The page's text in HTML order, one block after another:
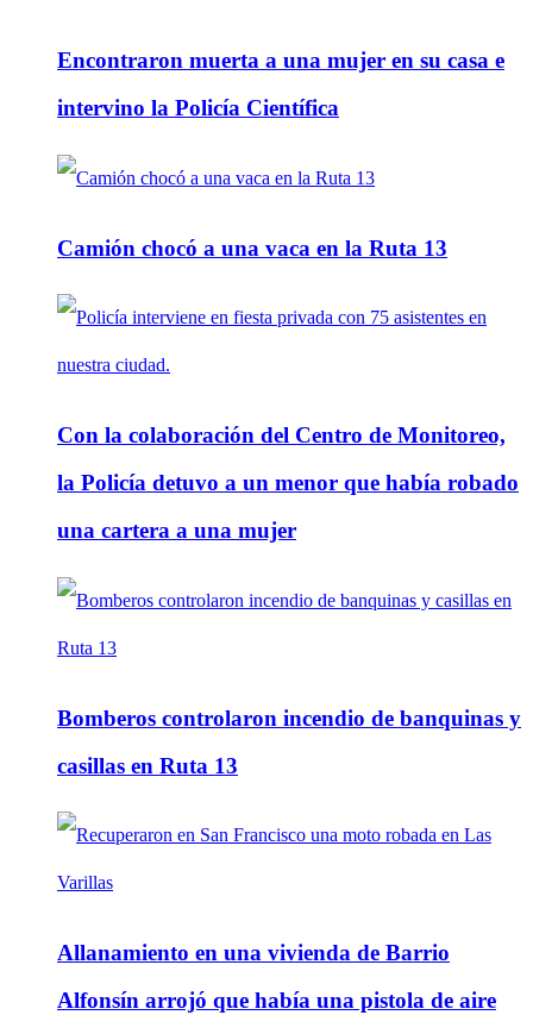
Encontraron muerta a una mujer en su casa e
intervino la Policía Científica
Camión chocó a una vaca en la Ruta 13
Con la colaboración del Centro de Monitoreo,
la Policía detuvo a un menor que había robado
una cartera a una mujer
Bomberos controlaron incendio de banquinas y
casillas en Ruta 13
Allanamiento en una vivienda de Barrio
Alfonsín arrojó que había una pistola de aire